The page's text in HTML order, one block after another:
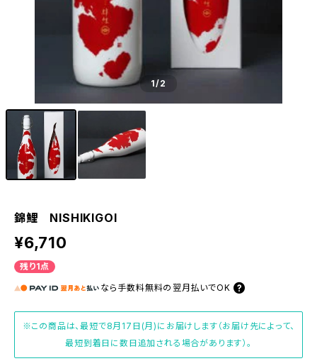
1/2
錦鯉 NISHIKIGOI
¥6,710
残り1点
なら 手数料無料の 翌月払いでOK
※この商品は、最短で8月17日(月)にお届けします（お届け先によって、
最短到着日に数日追加される場合があります）。